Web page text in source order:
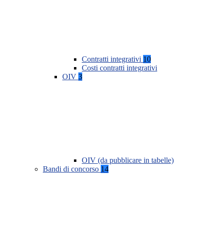
Contratti integrativi 10
Costi contratti integrativi
OIV 3
OIV (da pubblicare in tabelle)
Bandi di concorso 14